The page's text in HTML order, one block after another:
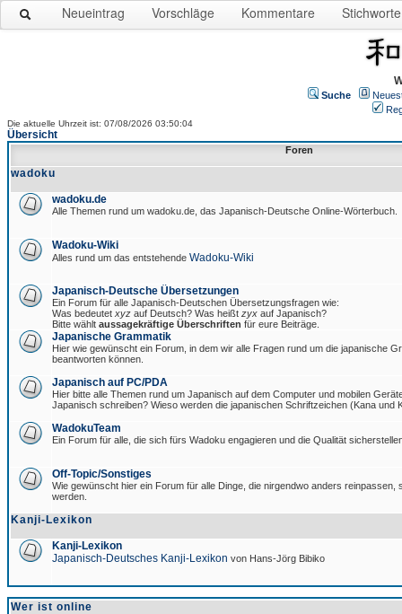
Neueintrag Vorschläge Kommentare Stichworte
Suche
Die aktuelle Uhrzeit ist: 07/08/2026 03:50:04
Übersicht
Foren
wadoku
wadoku.de
Alle Themen rund um wadoku.de, das Japanisch-Deutsche Online-Wörterbuch.
Wadoku-Wiki
Alles rund um das entstehende Wadoku-Wiki
Japanisch-Deutsche Übersetzungen
Ein Forum für alle Japanisch-Deutschen Übersetzungsfragen wie:
Was bedeutet xyz auf Deutsch? Was heißt zyx auf Japanisch?
Bitte wählt aussagekräftige Überschriften für eure Beiträge.
Japanische Grammatik
Hier wie gewünscht ein Forum, in dem wir alle Fragen rund um die japanische
beantworten können.
Japanisch auf PC/PDA
Hier bitte alle Themen rund um Japanisch auf dem Computer und mobilen
Japanisch schreiben? Wieso werden die japanischen Schriftzeichen (Kana und
WadokuTeam
Ein Forum für alle, die sich fürs Wadoku engagieren und die Qualität
Off-Topic/Sonstiges
Wie gewünscht hier ein Forum für alle Dinge, die nirgendwo anders reinpassen,
werden.
Kanji-Lexikon
Kanji-Lexikon
Japanisch-Deutsches Kanji-Lexikon von Hans-Jörg Bibiko
Wer ist online